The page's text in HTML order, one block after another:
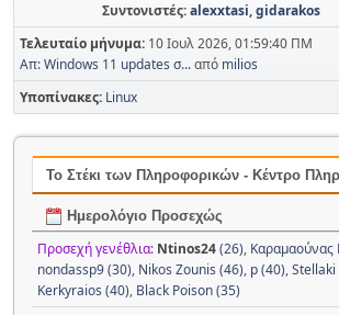
Συντονιστές:alexxtasi,gidarakos
Τελευταίο μήνυμα: 10 Ιουλ 2026, 01:59:40 ΠΜ
Απ: Windows 11 updates σ...από milios
Υποπίνακες Linux
Το Στέκι των Πληροφορικών - Κέντρο
Ημερολόγιο Προσεχώς
Προσεχή γενέθλια: Ntinos24(26), Καραμαούνας
nondassp9 (30), Nikos Zounis (46), p (40),Stellaki
Kerkyraios (40), Black Poison (35)